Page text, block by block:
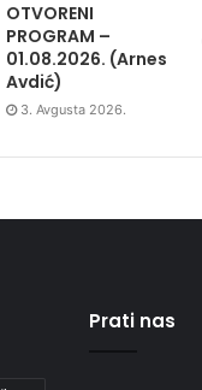
OTVORENI
PROGRAM –
01.08.2026. (Arnes
Avdić)
3. Avgusta 2026.
Prati nas